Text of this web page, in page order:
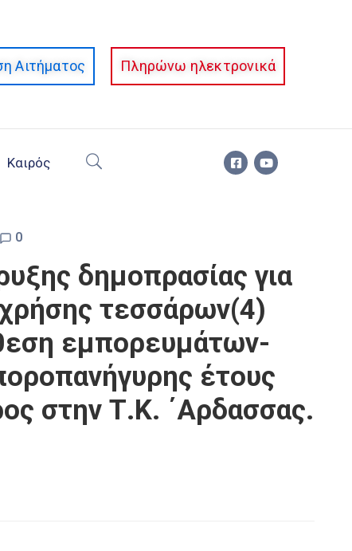
Αιτήματος Πληρώνω ηλεκτρονικά
Καιρός
0
δημοπρασίας για
τεσσάρων(4)
εμπορευμάτων-
έτους
στην Τ.Κ. ΄Αρδασσας.